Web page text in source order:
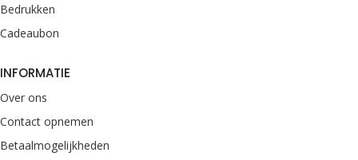
Bedrukken
Cadeaubon
INFORMATIE
Over ons
Contact opnemen
Betaalmogelijkheden